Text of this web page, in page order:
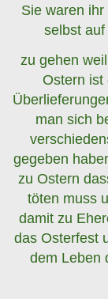
Sie waren
selbst
zu gehen
Ostern ist
man sich
gegeben
zu Ostern
töten muss
damit zu
das Osterfest
dem Leben